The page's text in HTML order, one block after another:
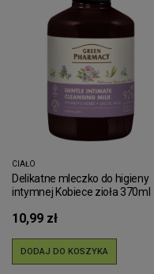
CIAŁO
Delikatne mleczko do higieny
intymnej Kobiece zioła 370ml
10,99 zł
DODAJ DO KOSZYKA